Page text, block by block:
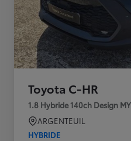
Toyota C-HR
1.8 Hybride 140ch Design
ARGENTEUIL
HYBRIDE